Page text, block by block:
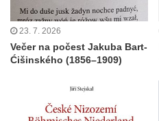
23. 7. 2026
Večer na počest Jakuba Bart-
Ćišinského (1856–1909)